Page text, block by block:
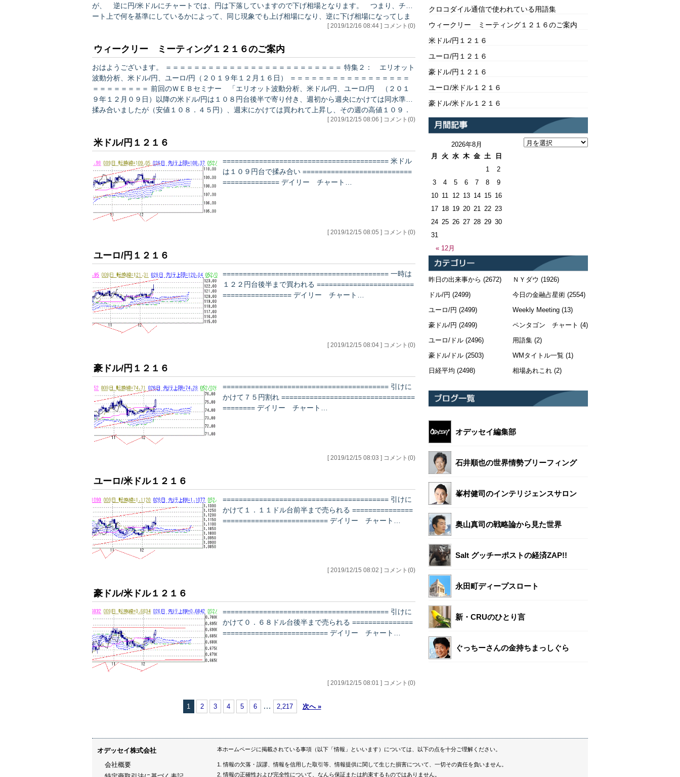
が、 逆に円/米ドルにチャートでは、円は下落していますので下げ相場となります。 つまり、チャ
ート上で何を基準にしているかによって、同じ現象でも上げ相場になり、逆に下げ相場になってしま
[ 2019/12/16 08:44 ] コメント(0)
ウィークリー ミーティング１２１６のご案内
おはようございます。 ＝＝＝＝＝＝＝＝＝＝＝＝＝＝＝＝＝＝＝＝＝＝＝＝＝ 特集２： エリオット
波動分析、米ドル/円、ユーロ/円（２０１９年１２月１６日） ＝＝＝＝＝＝＝＝＝＝＝＝＝＝＝＝＝
＝＝＝＝＝＝＝＝ 前回のＷＥＢセミナー 「エリオット波動分析、米ドル/円、ユーロ/円 （２０１
９年１２月０９日）以降の米ドル/円は１０８円台後半で寄り付き、週初から週央にかけては同水準で
揉み合いましたが（安値１０８．４５円）、週末にかけては買われて上昇し、その週の高値１０９．
[ 2019/12/15 08:06 ] コメント(0)
米ドル/円１２１６
========================================= 米ドル
は１０９円台で揉み合い ===========================
============== デイリー チャート…
[ 2019/12/15 08:05 ] コメント(0)
ユーロ/円１２１６
========================================= 一時は
１２２円台後半まで買われる ========================
================= デイリー チャート…
[ 2019/12/15 08:04 ] コメント(0)
豪ドル/円１２１６
========================================= 引けに
かけて７５円割れ =================================
======== デイリー チャート…
[ 2019/12/15 08:03 ] コメント(0)
ユーロ/米ドル１２１６
========================================= 引けに
かけて１．１１ドル台前半まで売られる ===============
========================== デイリー チャート…
[ 2019/12/15 08:02 ] コメント(0)
豪ドル/米ドル１２１６
========================================= 引けに
かけて０．６８ドル台後半まで売られる ===============
========================== デイリー チャート…
[ 2019/12/15 08:01 ] コメント(0)
1 2 3 4 5 6 … 2,217 次へ »
クロコダイル通信で使われている用語集
ウィークリー ミーティング１２１６のご案内
米ドル/円１２１６
ユーロ/円１２１６
豪ドル/円１２１６
ユーロ/米ドル１２１６
豪ドル/米ドル１２１６
2026年8月
月
火 水 木 金 土 日
« 12月
1
2
3
4 5 6 7 8
9
10 11 12 13 14 15 16
17 18 19 20 21 22 23
24 25 26 27 28 29 30
31
昨日の出来事から (2672)
ドル/円 (2499)
ユーロ/円 (2499)
豪ドル/円 (2499)
ユーロ/ドル (2496)
豪ドル/ドル (2503)
日経平均 (2498)
ＮＹダウ (1926)
今日の金融占星術(2554)
Weekly Meeting(13)
ペンタゴン チャート (4)
用語集(2)
WMタイトル一覧 (1)
相場あれこれ(2)
オデッセイ編集部
石井順也の世界情勢ブリーフィング
峯村健司のインテリジェンスサロン
奥山真司の戦略論から見た世界
Salt グッチーポストの経済ZAP!!
永田町ディープスロート
新・CRUのひとり言
ぐっちーさんの金持ちまっしぐら
オデッセイ株式会社
会社概要
本ホームページに掲載されている事項（以下「情報」といいます）については、以下の点を十分ご理解ください。
情報の欠落・誤謬、情報を信用した取引等、情報提供に関して生じた損害について、一切その責任を負いません。
情報の正確性および完全性について、なんら保証または約束するものではありません。